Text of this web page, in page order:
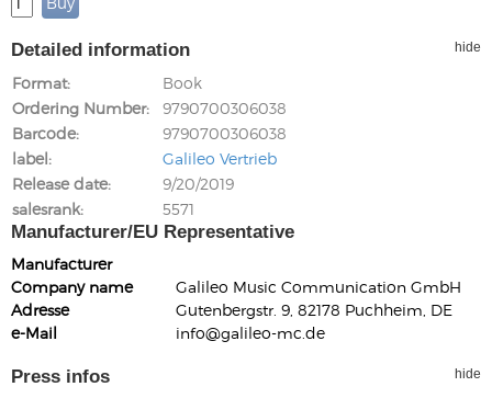
Detailed information hide
Format
Book
Ordering Number
9790700306038
Barcode
9790700306038
label
Galileo Vertrieb
Release date
9/20/2019
salesrank
5571
Manufacturer/EU Representative
Manufacturer
Company name
Galileo Music Communication GmbH
Adresse
Gutenbergstr. 9, 82178 Puchheim, DE
e-Mail
info@galileo-mc.de
Press infos hide